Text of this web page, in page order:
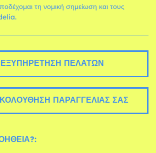
τη νομική σημείωση και τους
ΕΞΥΠΗΡΈΤΗΣΗ ΠΕΛΑΤΏΝ
ΠΑΡΑΓΓΕΛΊΑΣ ΣΑΣ